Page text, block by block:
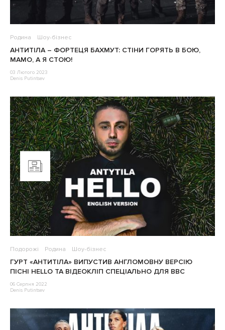
Родина Шоу-бізнес
АНТИТІЛА – ФОРТЕЦЯ БАХМУТ: СТІНИ ГОРЯТЬ В БОЮ,
МАМО, А Я СТОЮ!
03 Лютого 2023
Denis Putintsev
Подорожі Родина Шоу-бізнес
ГУРТ «АНТИТІЛА» ВИПУСТИВ АНГЛОМОВНУ ВЕРСІЮ
ПІСНІ HELLO ТА ВІДЕОКЛІП СПЕЦІАЛЬНО ДЛЯ BBC
06 Серпня 2022
Denis Putintsev